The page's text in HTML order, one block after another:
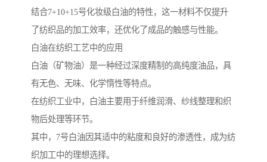
结合7+10+15号化妆级白油的特性，这一材料不仅提升
了纺织品的加工效率，还优化了成品的触感与性能。
白油在纺织工艺中的应用
白油（矿物油）是一种经过深度精制的高纯度油品，具
有无色、无味、化学惰性等特点。
在纺织工业中，白油主要用于纤维润滑、纱线整理和织
物后处理等环节。
其中，7号白油因其适中的粘度和良好的渗透性，成为纺
织加工中的理想选择。